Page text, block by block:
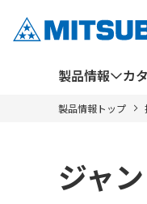
製品情報 カ
製品情報トップ
ジャ